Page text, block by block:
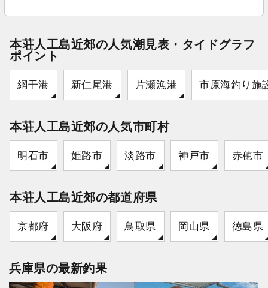
本荘人工島近郊の人気潮見表・タイドグラフ
ポイント
網干港 新仁尾港 片瀬漁港 市原海釣り施
本荘人工島近郊の人気市町村
明石市 姫路市 淡路市 神戸市 赤穂市
本荘人工島近郊の都道府県
京都府 大阪府 鳥取県 岡山県 徳島県
兵庫県の最新釣果